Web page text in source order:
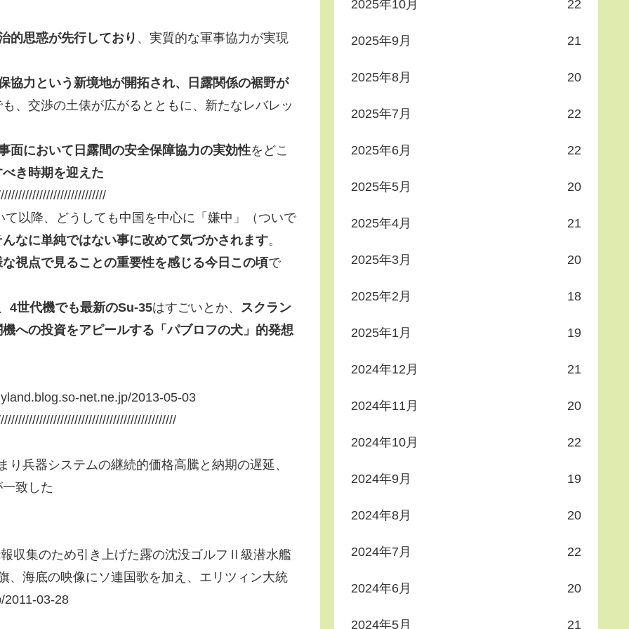
的思惑が先行しており 、実質的な軍事協力が実現
協力という新境地が開拓され、日露関係の裾野が
、交渉の土俵が広がるとともに、新たなレバレッ
面において日露間の安全保障協力の実効性をどこ
き時期を迎えた
て以降、どうしても中国を中心に「嫌中」（ついで
なに単純ではない事に改めて気づかされます。
視点で見ることの重要性を感じる今日この頃で
4世代機でも最新のSu-35はすごいとか、 スクラン
機への投資をアピールする「パブロフの犬」的発想
net.ne.jp/2013-05-03
り兵器システムの継続的価格高騰と納期の遅延、
致した
収集のため引き上げた露の沈没ゴルフⅡ級潜水艦
、海底の映像にソ連国歌を加え、エリツィン大統
03-28
2025年10月 22
2025年9月 21
2025年8月 20
2025年7月 22
2025年6月 22
2025年5月 20
2025年4月 21
2025年3月 20
2025年2月 18
2025年1月 19
2024年12月 21
2024年11月 20
2024年10月 22
2024年9月 19
2024年8月 20
2024年7月 22
2024年6月 20
2024年5月 21